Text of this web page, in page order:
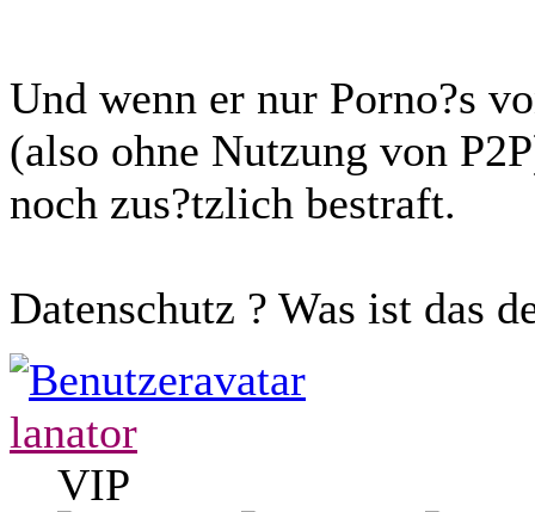
Und wenn er nur Porno?s
(also ohne Nutzung von
noch zus?tzlich bestraft.
Datenschutz ? Was ist das
lanator
VIP